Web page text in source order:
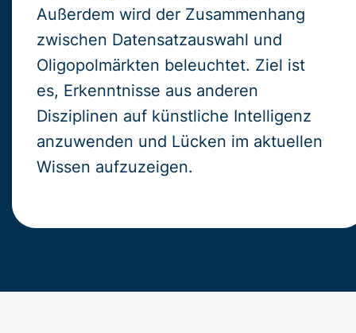
Außerdem wird der Zusammenhang
zwischen Datensatzauswahl und
Oligopolmärkten beleuchtet. Ziel ist
es, Erkenntnisse aus anderen
Disziplinen auf künstliche Intelligenz
anzuwenden und Lücken im aktuellen
Wissen aufzuzeigen.